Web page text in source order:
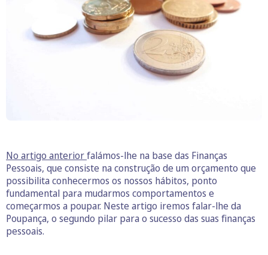
No artigo anteriorfalámos-lhe na base das Finanças
Pessoais, que consiste na construção de um orçamento que
possibilita conhecermos os nossos hábitos, ponto
fundamental para mudarmos comportamentos e
começarmos a poupar. Neste artigo iremos falar-lhe da
Poupança, o segundo pilar para o sucesso das suas finanças
pessoais.